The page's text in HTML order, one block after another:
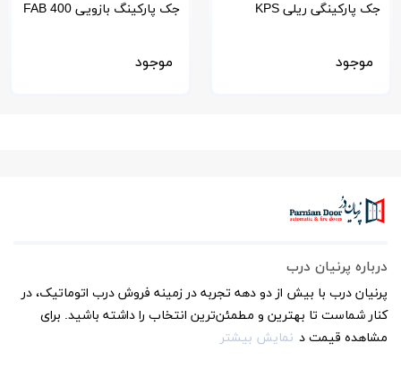
جک پارکینگی ریلی KPS
موجود
جک پارکینگ بازویی FAB 400
موجود
درباره پرنیان درب
پرنیان درب با بیش از دو دهه تجربه در زمینه فروش درب اتوماتیک، در
کنار شماست تا بهترین و مطمئن‌ترین انتخاب را داشته باشید. برای
مشاهده قیمت د نمایش بیشتر